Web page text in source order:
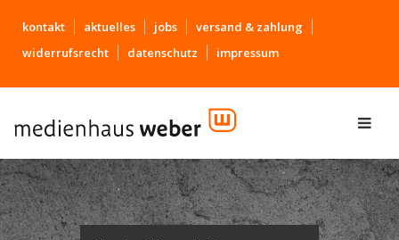
kontakt aktuelles jobs
versand & zahlung
widerrufsrecht
datenschutz impressum